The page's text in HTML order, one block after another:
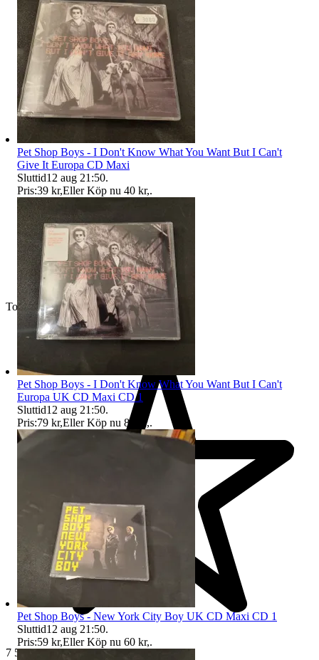
Toppsäljare
7 563 omdömen
Pet Shop Boys - I Don't Know What You Want But I Can't
Give It Europa CD Maxi
Sluttid12 aug 21:50.
Pris:39 kr,Eller Köp nu 40 kr,.
Pet Shop Boys - I Don't Know What You Want But I Can't
Europa UK CD Maxi CD 1
Sluttid12 aug 21:50.
Pris:79 kr,Eller Köp nu 80 kr,.
Pet Shop Boys - New York City Boy UK CD Maxi CD 1
Sluttid12 aug 21:50.
Pris:59 kr,Eller Köp nu 60 kr,.